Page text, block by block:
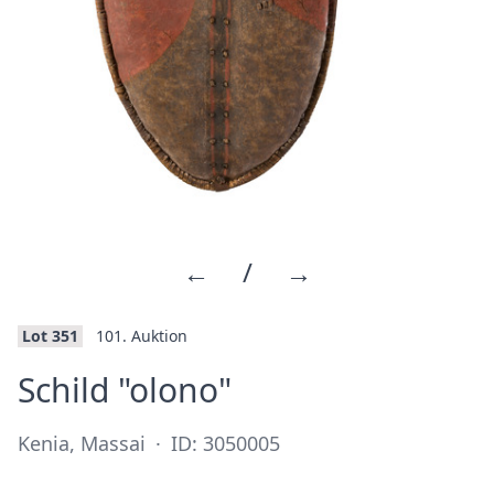
← / →
Lot 351 101. Auktion
Schild "olono"
Kenia, Massai · ID: 3050005